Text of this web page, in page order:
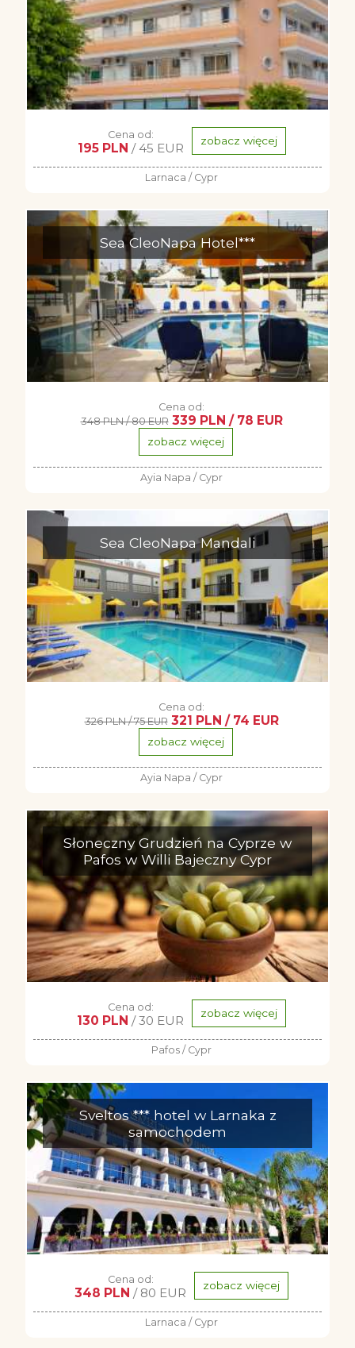
Cena od:
195 PLN / 45 EUR zobacz więcej
Larnaca / Cypr
Sea CleoNapa Hotel***
Cena od:
348 PLN / 80 EUR 339 PLN / 78 EUR
zobacz więcej
Ayia Napa / Cypr
Sea CleoNapa Mandali
Cena od:
326 PLN / 75 EUR 321 PLN / 74 EUR
zobacz więcej
Ayia Napa / Cypr
Słoneczny Grudzień na Cyprze w
Pafos w Willi Bajeczny Cypr
Cena od:
130 PLN / 30 EUR zobacz więcej
Pafos / Cypr
Sveltos *** hotel w Larnaka z
samochodem
Cena od:
348 PLN / 80 EUR zobacz więcej
Larnaca / Cypr